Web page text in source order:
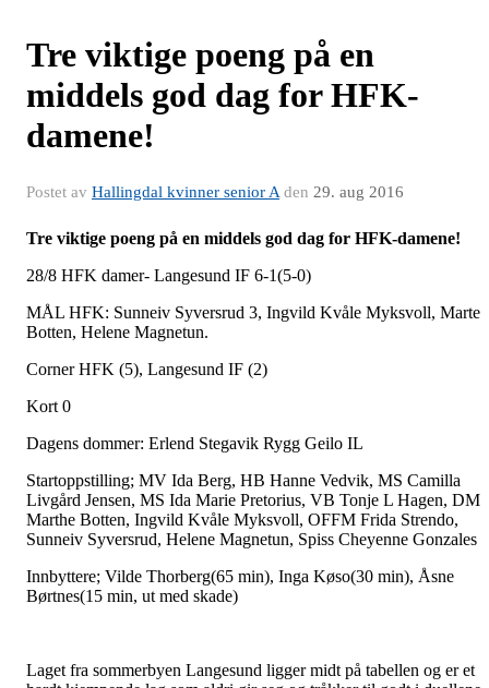
Tre viktige poeng på en
middels god dag for HFK-
damene!
Postet av Hallingdal kvinner senior A den 29. aug 2016
Tre viktige poeng på en middels god dag for HFK-damene!
28/8 HFK damer- Langesund IF 6-1(5-0)
MÅL HFK: Sunneiv Syversrud 3, Ingvild Kvåle Myksvoll, Marte
Botten, Helene Magnetun.
Corner HFK (5), Langesund IF (2)
Kort 0
Dagens dommer: Erlend Stegavik Rygg Geilo IL
Startoppstilling; MV Ida Berg, HB Hanne Vedvik, MS Camilla
Livgård Jensen, MS Ida Marie Pretorius, VB Tonje L Hagen, DM
Marthe Botten, Ingvild Kvåle Myksvoll, OFFM Frida Strendo,
Sunneiv Syversrud, Helene Magnetun, Spiss Cheyenne Gonzales
Innbyttere; Vilde Thorberg(65 min), Inga Køso(30 min), Åsne
Børtnes(15 min, ut med skade)
Laget fra sommerbyen Langesund ligger midt på tabellen og er et